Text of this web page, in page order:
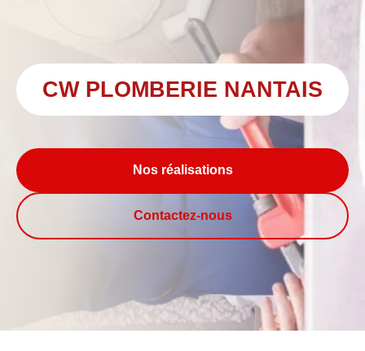
CW PLOMBERIE NANTAIS
Nos réalisations
Contactez-nous